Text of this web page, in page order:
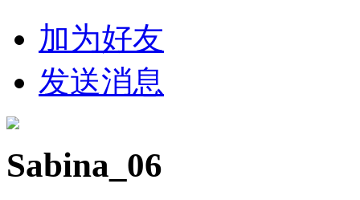
加为好友
发送消息
Sabina_06